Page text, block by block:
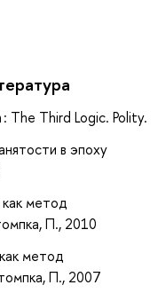
The Third Logic. Polity.
в эпоху
как метод
П., 2010
метод
П., 2007